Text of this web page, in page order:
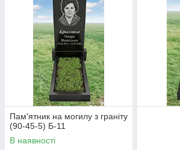
Пам'ятник на могилу з граніту
(90-45-5) Б-11
В наявності